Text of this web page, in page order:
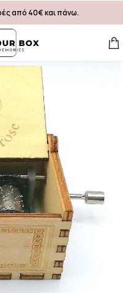
από 40€ και πάνω.